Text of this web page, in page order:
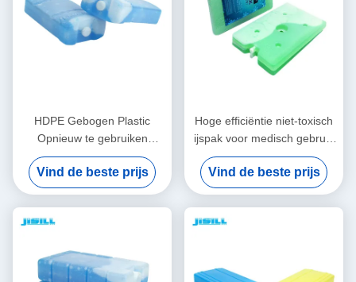
HDPE Gebogen Plastic
Opnieuw te gebruiken
Diepvriezerpakken voor
Koelers 14.3*7.7*3.8cm
Grootte
Vind de beste prijs
Hoge efficiëntie niet-toxisch
ijspak voor medisch gebruik
1000 ml voor koelbox voor
voedsel bevroren
Vind de beste prijs